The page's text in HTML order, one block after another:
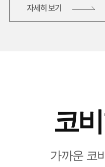
코
가까운 코